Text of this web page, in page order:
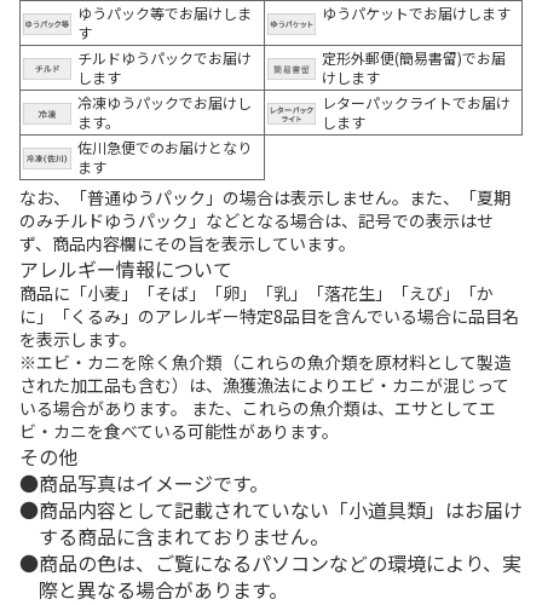
ゆうパック等でお届けしま
す
ゆうパケットでお届けします
チルドゆうパックでお届け
します
定形外郵便(簡易書留)でお届
けします
冷凍ゆうパックでお届けし
ます。
レターパックライトでお届け
します
佐川急便でのお届けとなり
ます
なお、「普通ゆうパック」の場合は表示しません。また、「夏期
のみチルドゆうパック」などとなる場合は、記号での表示はせ
ず、商品内容欄にその旨を表示しています。
アレルギー情報について
商品に「小麦」「そば」「卵」「乳」「落花生」「えび」「か
に」「くるみ」のアレルギー特定8品目を含んでいる場合に品目名
を表示します。
※エビ・カニを除く魚介類（これらの魚介類を原材料として製造
された加工品も含む）は、漁獲漁法によりエビ・カニが混じって
いる場合があります。 また、これらの魚介類は、エサとしてエ
ビ・カニを食べている可能性があります。
その他
商品写真はイメージです。
商品内容として記載されていない「小道具類」はお届け
する商品に含まれておりません。
商品の色は、ご覧になるパソコンなどの環境により、実
際と異なる場合があります。